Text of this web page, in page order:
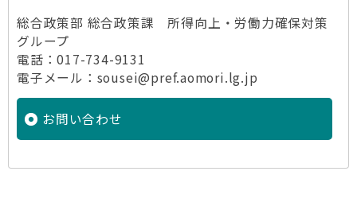
総合政策部 総合政策課 所得向上・労働力確保対策
グループ
電話：017-734-9131
電子メール：sousei@pref.aomori.lg.jp
お問い合わせ